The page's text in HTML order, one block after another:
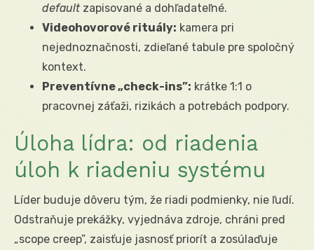
defaultzapisované a dohľadateľné.
Videohovorové rituály: kamera pri
nejednoznačnosti, zdieľané tabule pre spoločný
kontext.
Preventívne „check-ins”: krátke 1:1 o
pracovnej záťaži, rizikách a potrebách podpory.
Úloha lídra: od riadenia
úloh k riadeniu systému
Líder buduje dôveru tým, že riadi podmienky, nie ľudí.
Odstraňuje prekážky, vyjednáva zdroje, chráni pred
„scope creep”, zaisťuje jasnosť priorít a zosúlaďuje